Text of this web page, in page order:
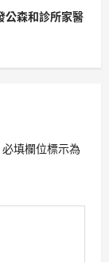
公森和診所家醫
必填欄位標示為